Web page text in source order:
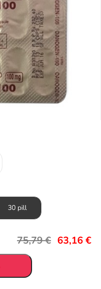
30 pill
75,79€ 63,16€